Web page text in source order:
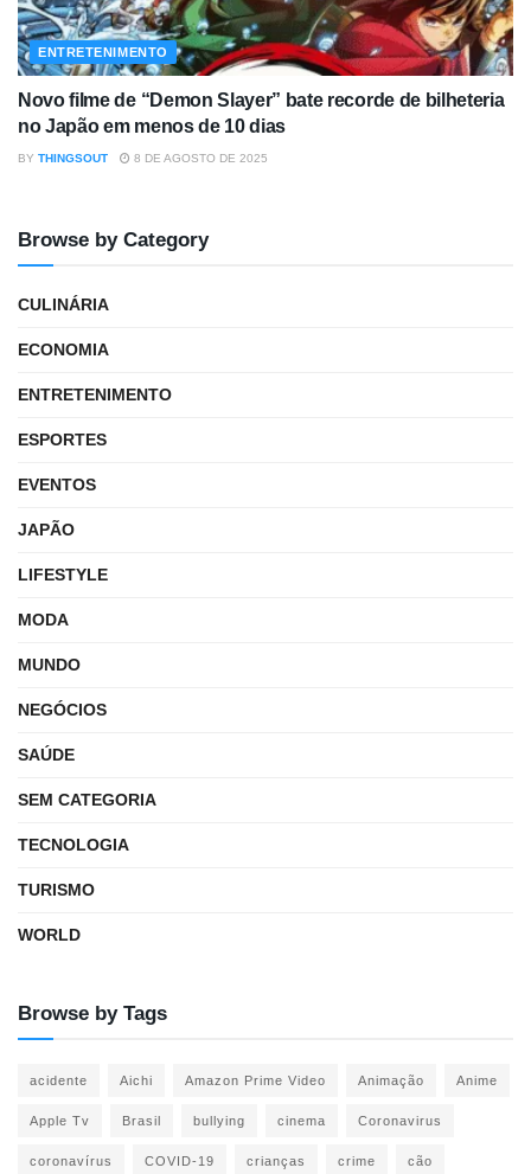
ENTRETENIMENTO
Novo filme de “Demon Slayer” bate recorde de bilheteria
no Japão em menos de 10 dias
BY THINGSOUT 8 DE AGOSTO DE 2025
Browse by Category
CULINÁRIA
ECONOMIA
ENTRETENIMENTO
ESPORTES
EVENTOS
JAPÃO
LIFESTYLE
MODA
MUNDO
NEGÓCIOS
SAÚDE
SEM CATEGORIA
TECNOLOGIA
TURISMO
WORLD
Browse by Tags
acidente Aichi Amazon Prime Video Animação Anime
Apple Tv Brasil bullying cinema Coronavirus
coronavírus COVID-19 crianças crime cão